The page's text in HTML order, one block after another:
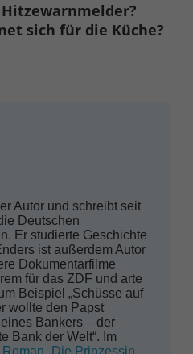
sich für die Küche?
Autor und schreibt seit
Deutschen
Er studierte Geschichte
ist außerdem Autor
Dokumentarfilme
für das ZDF und arte
Beispiel „Schüsse auf
wollte den Papst
Bankers – der
Bank der Welt“. Im